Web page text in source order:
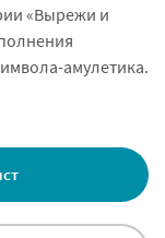
«Вырежи и
амулетика.